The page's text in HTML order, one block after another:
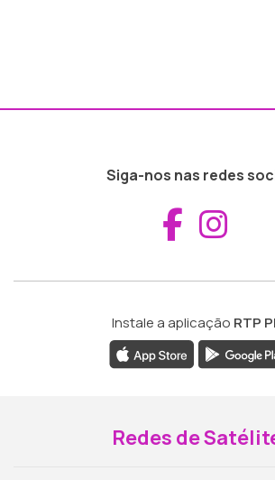
Siga-nos nas redes
Instale a aplicação RTP
Redes de